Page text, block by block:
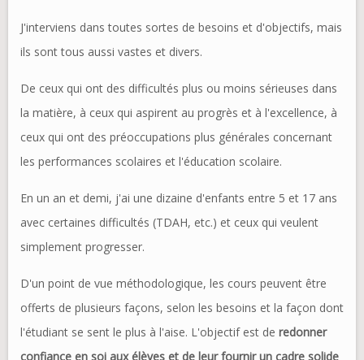
J'interviens dans toutes sortes de besoins et d'objectifs, mais
ils sont tous aussi vastes et divers.
De ceux qui ont des difficultés plus ou moins sérieuses dans
la matière, à ceux qui aspirent au progrès et à l'excellence, à
ceux qui ont des préoccupations plus générales concernant
les performances scolaires et l'éducation scolaire.
En un an et demi, j'ai une dizaine d'enfants entre 5 et 17 ans
avec certaines difficultés (TDAH, etc.) et ceux qui veulent
simplement progresser.
D'un point de vue méthodologique, les cours peuvent être
offerts de plusieurs façons, selon les besoins et la façon dont
l'étudiant se sent le plus à l'aise. L'objectif est de redonner
confiance en soi aux élèves et de leur fournir un cadre solide